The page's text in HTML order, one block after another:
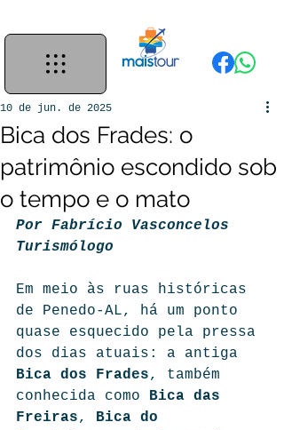
Bica dos Frades: o
patrimônio escondido sob
o tempo e o mato
10 de jun. de 2025
Por Fabrício Vasconcelos
Turismólogo
Em meio às ruas históricas
de Penedo-AL, há um ponto
quase esquecido pela pressa
dos dias atuais: a antiga
Bica dos Frades, também
conhecida como Bica das
Freiras, Bica do